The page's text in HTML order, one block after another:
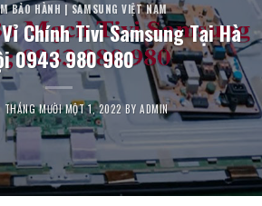
BẢO HÀNH | SAMSUNG VIỆT NAM
Chính Tivi Samsung Tại Hà
0943 980 980
THÁNG MƯỜI MỘT 1, 2022BYADMIN